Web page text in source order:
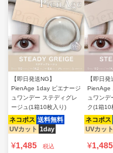
【即日発送NG】
PienAge 1day ピエナージ
ュワンデー ステディグレ
ージュ(1箱10枚入り)
ネコポス 送料無料
UVカット 1day
¥1,485 税込
【即日発
PienAge
ュワンデ
ク(1箱10
ネコポス
UVカット
¥1,485